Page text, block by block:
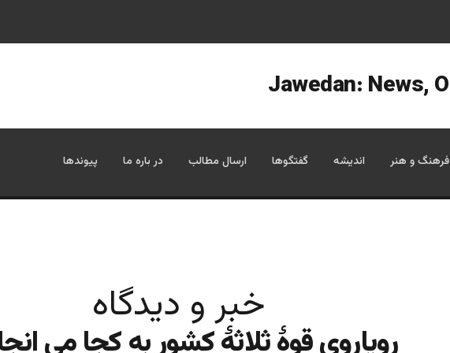
فرهنگ و هنر اندیشه گفتگوها ارسال مطالب در باره ما پیوندها
خبر و دیدگاه
رویاروی قوۀ ثلاثۀ کشور به کجا می